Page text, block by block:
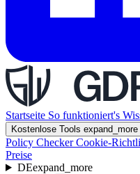
Startseite So funktioniert's
Kostenlose Tools expand_more
Policy CheckerCookie-
Preise
DEexpand_more